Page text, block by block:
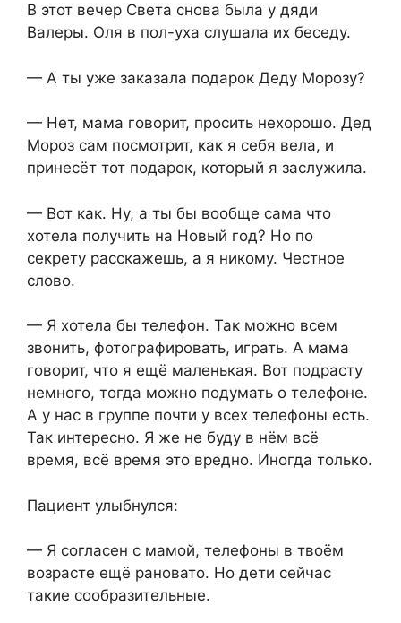
В этот вечер Света снова была у дяди
Валеры. Оля в пол-уха слушала их беседу.
— А ты уже заказала подарок Деду Морозу?
— Нет, мама говорит, просить нехорошо. Дед
Мороз сам посмотрит, как я себя вела, и
принесёт тот подарок, который я заслужила.
— Вот как. Ну, а ты бы вообще сама что
хотела получить на Новый год? Но по
секрету расскажешь, а я никому. Честное
слово.
— Я хотела бы телефон. Так можно всем
звонить, фотографировать, играть. А мама
говорит, что я ещё маленькая. Вот подрасту
немного, тогда можно подумать о телефоне.
А у нас в группе почти у всех телефоны есть.
Так интересно. Я же не буду в нём всё
время, всё время это вредно. Иногда только.
Пациент улыбнулся:
— Я согласен с мамой, телефоны в твоём
возрасте ещё рановато. Но дети сейчас
такие сообразительные.